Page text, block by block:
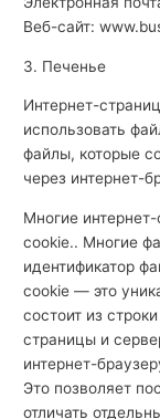
Веб-сайт:
3. Печенье
Интернет-
использовать
файлы, которые
через интернет-
Многие
cookie.. Многие
идентификатор
cookie — это
состоит из
страницы и
интернет-
Это позволяет
отличать